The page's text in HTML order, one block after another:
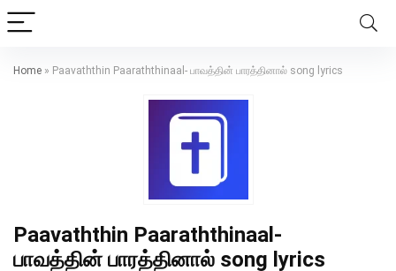
Home » Paavaththin Paaraththinaal- பாவத்தின் பாரத்தினால் song lyrics
Paavaththin Paaraththinaal-
பாவத்தின் பாரத்தினால் song lyrics